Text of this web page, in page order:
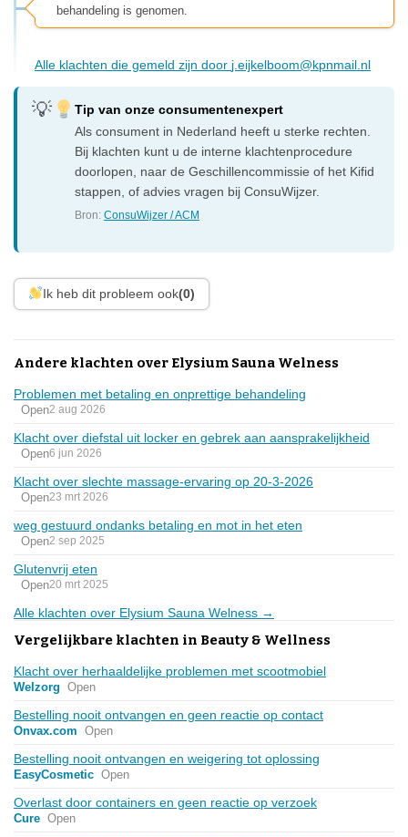
behandeling is genomen.
Alle klachten die gemeld zijn door j.eijkelboom@kpnmail.nl
Tip van onze consumentenexpert
Als consument in Nederland heeft u sterke rechten.
Bij klachten kunt u de interne klachtenprocedure
doorlopen, naar de Geschillencommissie of het Kifid
stappen, of advies vragen bij ConsuWijzer.
Bron:ConsuWijzer / ACM
Ik heb dit probleem ook(0)
Andere klachten over Elysium Sauna Welness
Problemen met betaling en onprettige behandeling
Open2 aug 2026
Klacht over diefstal uit locker en gebrek aan aansprakelijkheid
Open6 jun 2026
Klacht over slechte massage-ervaring op 20-3-2026
Open23 mrt 2026
weg gestuurd ondanks betaling en mot in het eten
Open2 sep 2025
Glutenvrij eten
Open20 mrt 2025
Alle klachten over Elysium Sauna Welness →
Vergelijkbare klachten in Beauty & Wellness
Klacht over herhaaldelijke problemen met scootmobiel
Welzorg Open
Bestelling nooit ontvangen en geen reactie op contact
Onvax.com Open
Bestelling nooit ontvangen en weigering tot oplossing
EasyCosmetic Open
Overlast door containers en geen reactie op verzoek
Cure Open